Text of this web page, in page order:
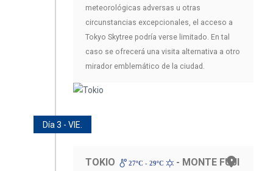
meteorológicas adversas u otras
circunstancias excepcionales, el acceso a
Tokyo Skytree podría verse limitado. En tal
caso se ofrecerá una visita alternativa a otro
mirador emblemático de la ciudad.
Día 3 - VIE.
TOKIO 27ºC - 29ºC
- MONTE FUJI